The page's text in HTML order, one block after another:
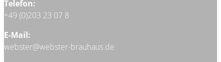
Telefon:
+49 (0)203 23 07 8
E-Mail:
webster@webster-brauhaus.de